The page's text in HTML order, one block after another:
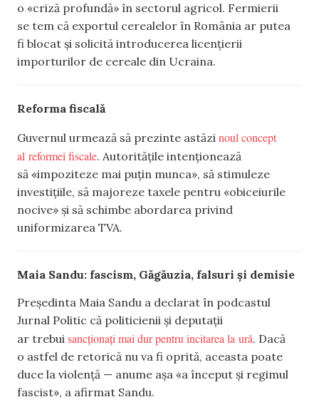
o «criză profundă» în sectorul agricol. Fermierii
se tem că exportul cerealelor în România ar putea
fi blocat și solicită introducerea licențierii
importurilor de cereale din Ucraina.
Reforma fiscală
Guvernul urmează să prezinte astăzi noul concept
al reformei fiscale. Autoritățile intenționează
să «impoziteze mai puțin munca», să stimuleze
investițiile, să majoreze taxele pentru «obiceiurile
nocive» și să schimbe abordarea privind
uniformizarea TVA.
Maia Sandu: fascism, Găgăuzia, falsuri și demisie
Președinta Maia Sandu a declarat în podcastul
Jurnal Politic că politicienii și deputații
ar trebui sancționați mai dur pentru incitarea la ură. Dacă
o astfel de retorică nu va fi oprită, aceasta poate
duce la violență — anume așa «a început și regimul
fascist», a afirmat Sandu.